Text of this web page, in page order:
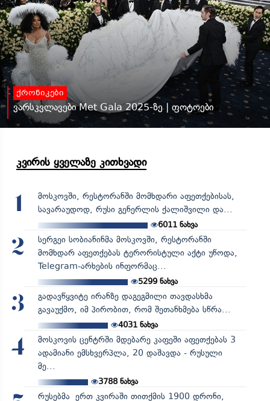
ქრონიკები
ვარსკვლავები Met Gala 2025-ზე | ფოტოები
კვირის ყველაზე კითხვადი
1
მოსკოვში, რესტორანში მომხდარი აფეთქებისას,
სავარაუდოდ, რუსი გენერლის ქალიშვილი და...
6011 ნახვა
2
სერგეი სობიანინმა მოსკოვში, რესტორანში
მომხდარ აფეთქებას ტერორისტული აქტი უწოდა,
Telegram-არხების ინფორმაც...
5299ნახვა
3
გადავწყვიტე ირანზე დაგეგმილი თავდასხმა
გავაუქმო, იმ პირობით, რომ შეთანხმება სწრა...
4031ნახვა
4
მოსკოვის ცენტრში მდებარე კაფეში აფეთქებას 3
ადამიანი ემსხვერპლა, 20 დაშავდა - რუსული
მე...
3788ნახვა
რუსებმა ერთ კვირაში თითქმის 1900 დრონი,